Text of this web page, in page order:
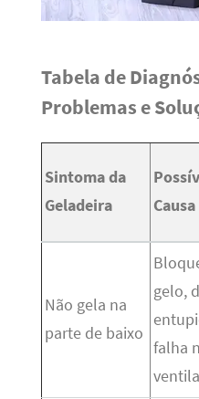
Tabela de
Problemas e
Sintoma da
Geladeira
Causa
Não gela na
parte de baixo
gelo,
falha